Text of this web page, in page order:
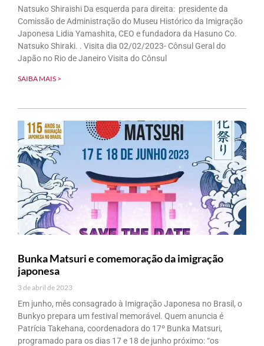
Natsuko Shiraishi Da esquerda para direita: presidente da
Comissão de Administração do Museu Histórico da Imigração
Japonesa Lidia Yamashita, CEO e fundadora da Hasuno Co.
Natsuko Shiraki. . Visita dia 02/02/2023- Cônsul Geral do
Japão no Rio de Janeiro Visita do Cônsul
SAIBA MAIS >
Bunka Matsuri e comemoração da imigração
japonesa
3 de abril de 2023
Em junho, mês consagrado à Imigração Japonesa no Brasil, o
Bunkyo prepara um festival memorável. Quem anuncia é
Patrícia Takehana, coordenadora do 17º Bunka Matsuri,
programado para os dias 17 e 18 de junho próximo: “os